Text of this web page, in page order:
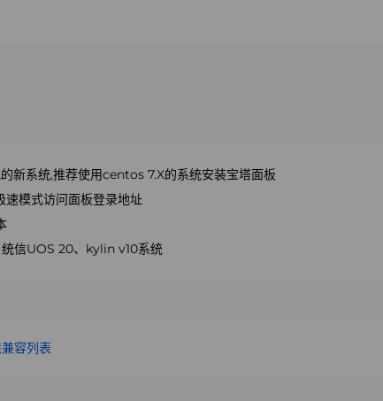
系统,推荐使用centos 7.X的系统安装宝塔面板
模式访问面板登录地址
信UOS 20、kylin v10系统
容列表